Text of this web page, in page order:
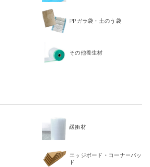
PPガラ袋・土のう袋
その他養生材
緩衝材
エッジボード・コーナーパッ
ド